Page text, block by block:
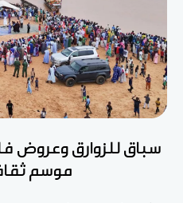
سباق للزوارق وعروض
موسم